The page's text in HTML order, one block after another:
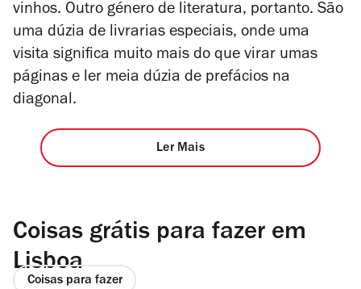
vinhos. Outro género de literatura, portanto. São
uma dúzia de livrarias especiais, onde uma
visita significa muito mais do que virar umas
páginas e ler meia dúzia de prefácios na
diagonal.
Ler Mais
Coisas grátis para fazer em
Lisboa
Coisas para fazer